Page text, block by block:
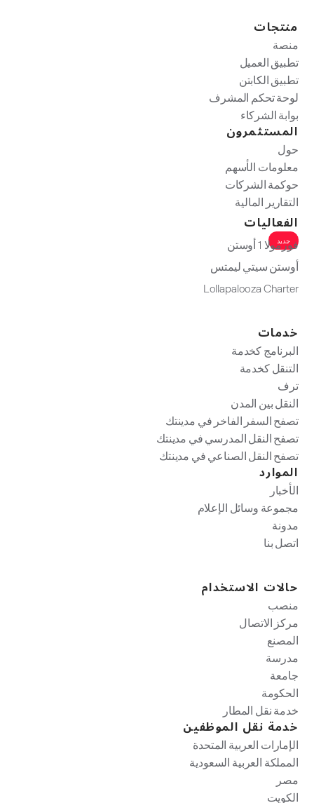
منتجات
منصة
تطبيق العميل
تطبيق الكابتن
لوحة تحكم المشرف
بوابة الشركاء
المستثمرون
حول
معلومات الأسهم
حوكمة الشركات
التقارير المالية
الفعاليات
جديد
فورمولا 1 أوستن
أوستن سيتي ليمتس
Lollapalooza Charter
خدمات
البرنامج كخدمة
التنقل كخدمة
ترف
النقل بين المدن
تصفح السفر الفاخر في مدينتك
تصفح النقل المدرسي في مدينتك
تصفح النقل الصناعي في مدينتك
الموارد
الأخبار
مجموعة وسائل الإعلام
مدونة
اتصل بنا
حالات الاستخدام
منصب
مركز الاتصال
المصنع
مدرسة
جامعة
الحكومة
خدمة نقل المطار
خدمة نقل الموظفين
الإمارات العربية المتحدة
المملكة العربية السعودية
مصر
الكويت